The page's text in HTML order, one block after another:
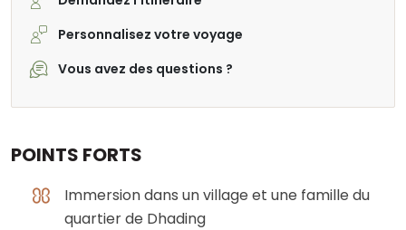
Personnalisez votre voyage
Vous avez des questions ?
POINTS FORTS
Immersion dans un village et une famille du
quartier de Dhading